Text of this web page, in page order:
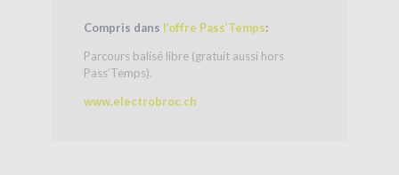
Compris dans l’offre Pass’Temps:
Parcours balisé libre (gratuit aussi hors
Pass’Temps).
www.electrobroc.ch